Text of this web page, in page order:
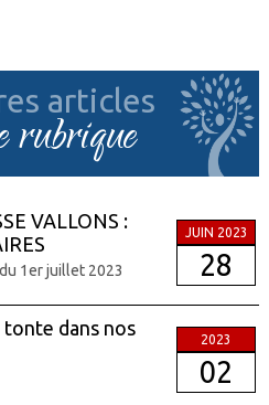
articles
rubrique
VALLONS :
1er juillet 2023
JUIN 2023
28
dans nos
2023
02